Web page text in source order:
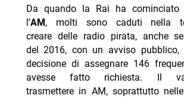
Da quando la Rai ha cominciato
l’AM , molti sono caduti nella
creare delle radio pirata, anche
del 2016, con un avviso
decisione di assegnare 146
avesse fatto richiesta. Il
trasmettere in AM, soprattutto